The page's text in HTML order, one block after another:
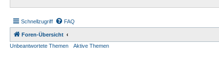
Schnellzugriff FAQ
Foren-Übersicht
Unbeantwortete Themen
Aktive Themen